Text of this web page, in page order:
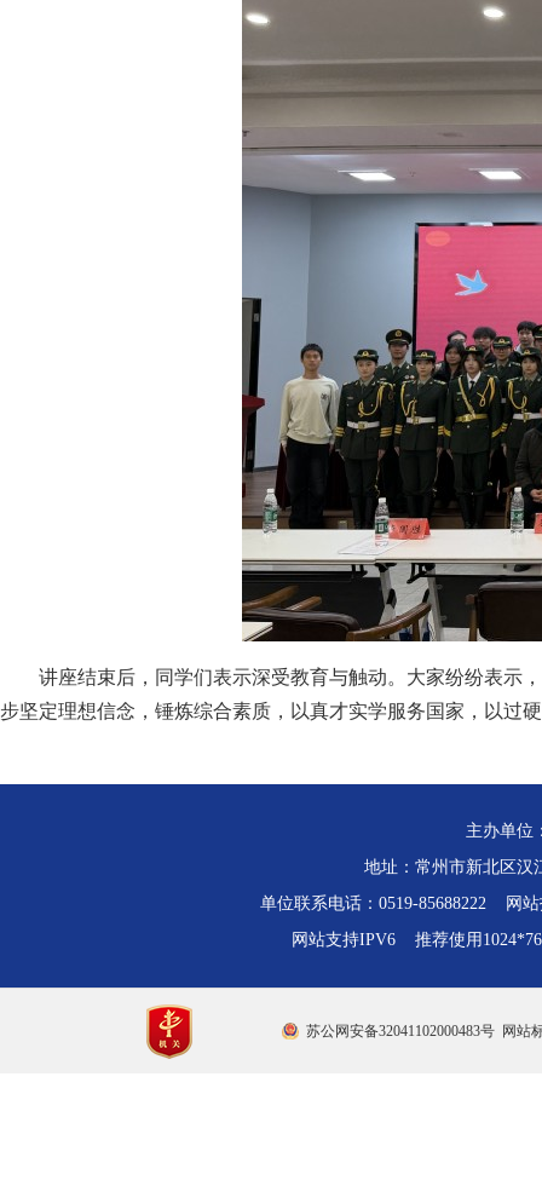
讲座结束后，同学们表示深受教育与触动。大家纷纷表示
步坚定理想信念，锤炼综合素质，以真才实学服务国家，以过
主办单位
地址：常州市新北区
单位联系电话：0519-85688222 网站
网站支持IPV6 推荐使用
苏公网安备32041102000483号 网站